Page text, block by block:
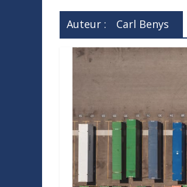
Auteur : Carl Benys